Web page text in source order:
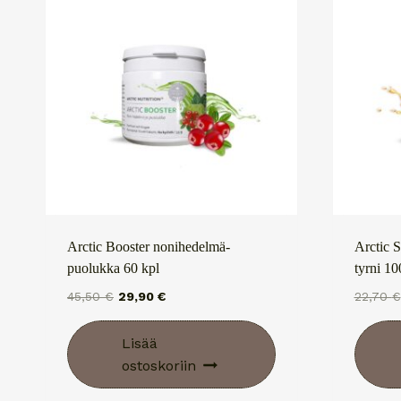
Arctic Booster nonihedelmä-
puolukka 60 kpl
45,50€ Alkuperäinen
oli:
29,90 €Nykyinen
Lisää
ostoskoriin
Arctic
tyrni
22,70€